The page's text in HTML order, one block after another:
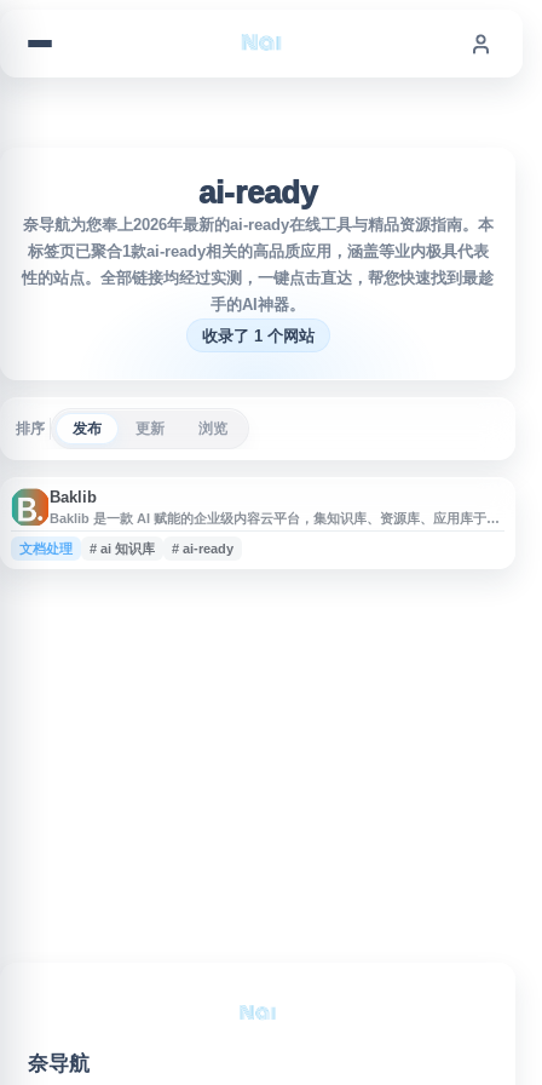
ai-ready
奈导航为您奉上2026年最新的ai-ready在线工具与精品资源指南。本
标签页已聚合1款ai-ready相关的高品质应用，涵盖等业内极具代表
性的站点。全部链接均经过实测，一键点击直达，帮您快速找到最趁
手的AI神器。
收录了 1 个网站
排序 发布 更新 浏览
Baklib
Baklib 是一款 AI 赋能的企业级内容云平台，集知识库、资源库、应用库于一
体，面向企业内部知识沉淀、数字资产管理、内容管理与网站构建等需求。平
台支持知识库搭建、DAM 数字资产管理、品牌门户、客户服务中心等场景，
文档处理 # ai 知识库 # ai-ready
奈导航